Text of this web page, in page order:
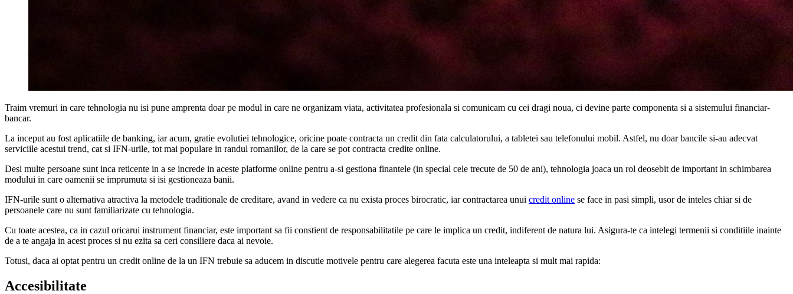
Traim vremuri in care tehnologia nu isi pune amprenta doar pe modul in care ne organizam viata, activitatea profesionala si comunicam cu cei dragi noua, ci devine parte componenta si a sistemului financiar-
bancar.
La inceput au fost aplicatiile de banking, iar acum, gratie evolutiei tehnologice, oricine poate contracta un credit din fata calculatorului, a tabletei sau telefonului mobil. Astfel, nu doar bancile si-au adecvat
serviciile acestui trend, cat si IFN-urile, tot mai populare in randul romanilor, de la care se pot contracta credite online.
Desi multe persoane sunt inca reticente in a se increde in aceste platforme online pentru a-si gestiona finantele (in special cele trecute de 50 de ani), tehnologia joaca un rol deosebit de important in schimbarea
modului in care oamenii se imprumuta si isi gestioneaza banii.
IFN-urile sunt o alternativa atractiva la metodele traditionale de creditare, avand in vedere ca nu exista proces birocratic, iar contractarea unui credit online se face in pasi simpli, usor de inteles chiar si de
persoanele care nu sunt familiarizate cu tehnologia.
Cu toate acestea, ca in cazul oricarui instrument financiar, este important sa fii constient de responsabilitatile pe care le implica un credit, indiferent de natura lui. Asigura-te ca intelegi termenii si conditiile inainte
de a te angaja in acest proces si nu ezita sa ceri consiliere daca ai nevoie.
Totusi, daca ai optat pentru un credit online de la un IFN trebuie sa aducem in discutie motivele pentru care alegerea facuta este una inteleapta si mult mai rapida:
Accesibilitate